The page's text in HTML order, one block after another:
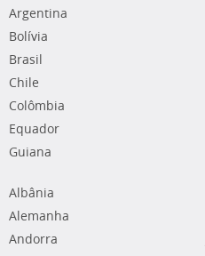
Argentina
Bolívia
Brasil
Chile
Colômbia
Equador
Guiana
Albânia
Alemanha
Andorra